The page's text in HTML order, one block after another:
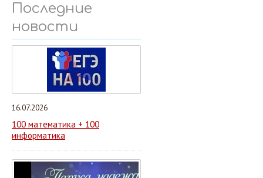
Последние
новости
16.07.2026
100 математика + 100
информатика